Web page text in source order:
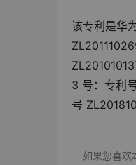
该专利是华
3 号：专利
号
如果您喜欢